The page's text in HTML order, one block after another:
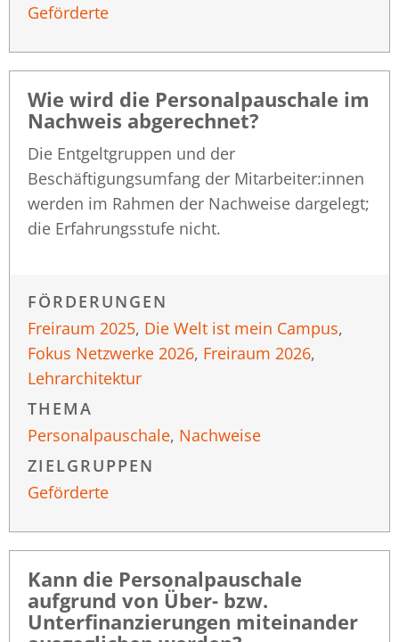
Geförderte
Wie wird die Personalpauschale im
Nachweis abgerechnet?
Die Entgeltgruppen und der
Beschäftigungsumfang der Mitarbeiter:innen
werden im Rahmen der Nachweise dargelegt;
die Erfahrungsstufe nicht.
FÖRDERUNGEN
Freiraum 2025, Die Welt ist mein Campus,
Fokus Netzwerke 2026, Freiraum 2026,
Lehrarchitektur
THEMA
Personalpauschale, Nachweise
ZIELGRUPPEN
Geförderte
Kann die Personalpauschale
aufgrund von Über- bzw.
Unterfinanzierungen miteinander